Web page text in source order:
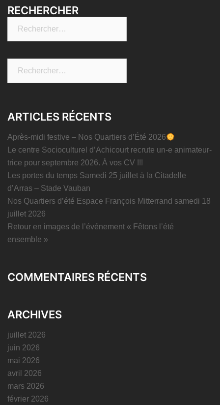
RECHERCHER
ARTICLES RÉCENTS
Après-midi festive – Nos Quartiers d’Été 2026
Le centre Socioculturel d’Achicourt recrute un-e animateur-
trice pour septembre 2026. À vos CV !!!
Les portes du temps Samedi 25 juillet à la Citadelle
d’Arras – Stade Vauban
Nos Quartiers d’été Espace François Mitterrand samedi 18
juillet 2026
Retour en images de l’événement « Fêtons l’été
ensemble »
COMMENTAIRES RÉCENTS
ARCHIVES
juillet 2026
juin 2026
mai 2026
avril 2026
mars 2026
février 2026